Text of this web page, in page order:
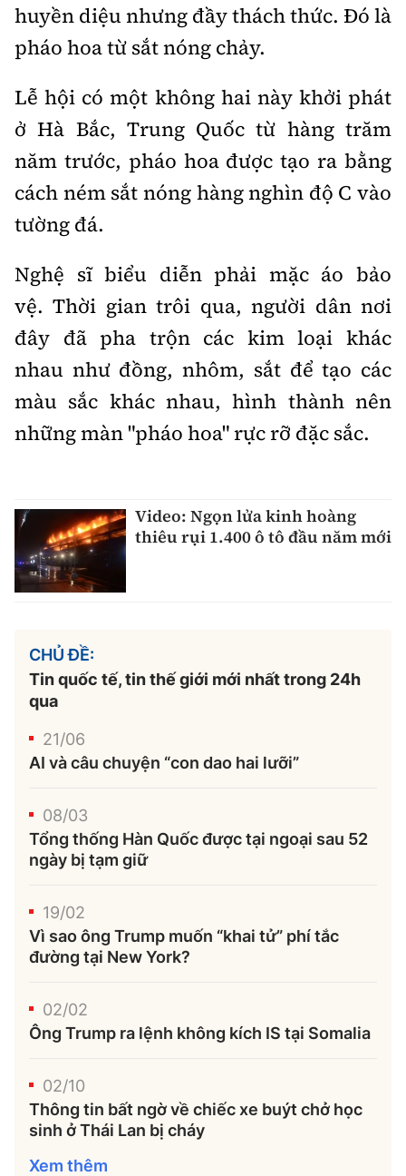
Nhà thầu
Thi viết về GTVT
Gương sáng giao thông
Âm nhạc
Hậu trường sao
Sản phẩm mới
Tư vấn
Thế giới
Thời sự Quốc tế
Hồ sơ tài liệu
Thế giới giao thông
Thế giới xây dựng
Đi ++
Du lịch
Khám phá
Lối sống
Ẩm thực
Video
Thời sự
Khám phá
Câu chuyện giao thông
Giải trí - Thể thao
Cơ quan chủ quản: Bộ Xây dựng
Giấy phép số: 03/GP-BVHTTDL, cấp ngày 1/4/2025.
Tòa soạn: Số 2 Nguyễn Công Hoan, phường Giảng Võ,
Hà Nội.
Tổng biên tập:Nguyễn Thị Hồng Nga
Phó Tổng biên tập:
Nguyễn Sơn Tùng,
Hotline:
0901 514 799
Quảng cáo và Phát hành:
0915 057 282
Email:bandoc@baoxaydung.vn
Cấm sao chép dưới mọi hình thức nếu không có sự
Thông tin tòa
soạn
huyền diệu nhưng đầy thách thức. Đó là
pháo hoa từ sắt nóng chảy.
Lễ hội có một không hai này khởi phát
ở Hà Bắc, Trung Quốc từ hàng trăm
năm trước, pháo hoa được tạo ra bằng
cách ném sắt nóng hàng nghìn độ C vào
tường đá.
Nghệ sĩ biểu diễn phải mặc áo bảo
vệ. Thời gian trôi qua, người dân nơi
đây đã pha trộn các kim loại khác
nhau như đồng, nhôm, sắt để tạo các
màu sắc khác nhau, hình thành nên
những màn "pháo hoa" rực rỡ đặc sắc.
Video: Ngọn lửa kinh hoàng
thiêu rụi 1.400 ô tô đầu năm mới
CHỦ ĐỀ:
Tin quốc tế, tin thế giới mới nhất trong 24h
qua
21/06
AI và câu chuyện “con dao hai lưỡi”
08/03
Tổng thống Hàn Quốc được tại ngoại sau 52
ngày bị tạm giữ
19/02
Vì sao ông Trump muốn “khai tử” phí tắc
đường tại New York?
02/02
Ông Trump ra lệnh không kích IS tại Somalia
02/10
Thông tin bất ngờ về chiếc xe buýt chở học
sinh ở Thái Lan bị cháy
Xem thêm